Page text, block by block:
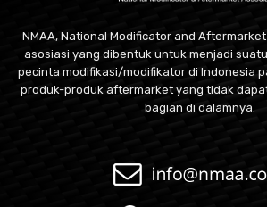
NMAA, National Modificator and
asosiasi yang dibentuk untuk menjadi
pecinta modifikasi/modifikator di Indonesia
produk-produk aftermarket yang tidak
bagian di dalamnya.